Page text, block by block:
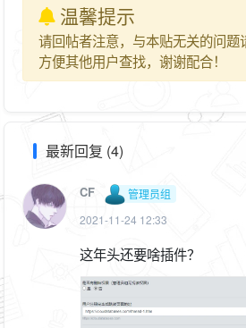
温馨提示
请回帖者注意，与本贴无关的问题
方便其他用户查找，谢谢配合！
最新回复 (4)
CF
管理员组
2021-11-24 12:33
这年头还要啥插件？